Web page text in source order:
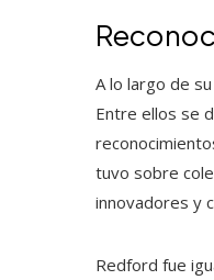
A lo largo de
Entre ellos se
tuvo sobre
innovadores y
Redford fue